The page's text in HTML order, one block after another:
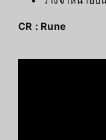
CR : Rune